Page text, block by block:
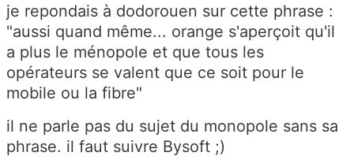
je repondais à dodorouen sur cette phrase :
"aussi quand même... orange s'aperçoit qu'il
a plus le ménopole et que tous les
opérateurs se valent que ce soit pour le
mobile ou la fibre"
il ne parle pas du sujet du monopole sans sa
phrase. il faut suivre Bysoft ;)